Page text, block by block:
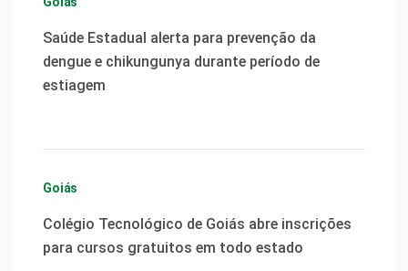
Saúde Estadual alerta para prevenção da
dengue e chikungunya durante período de
estiagem
Goiás
Colégio Tecnológico de Goiás abre inscrições
para cursos gratuitos em todo estado